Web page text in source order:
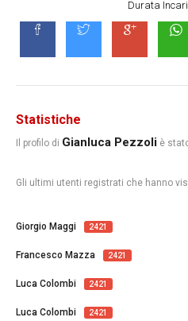
Durata
Statistiche
Il profilo di Gianluca Pezzoli è
Gli ultimi utenti registrati che hanno
Giorgio Maggi 2421
Francesco Mazza 2421
Luca Colombi 2421
Luca Colombi 2421